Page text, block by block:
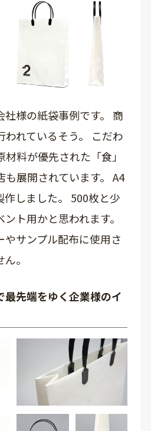
社様の紙袋事例です。 商
われているそう。 こだわ
料が優先された「食」
展開されています。 A4
作しました。 500枚と少
ト用かと思われます。
やサンプル配布に使用さ
。
最先端をゆく企業様のイ